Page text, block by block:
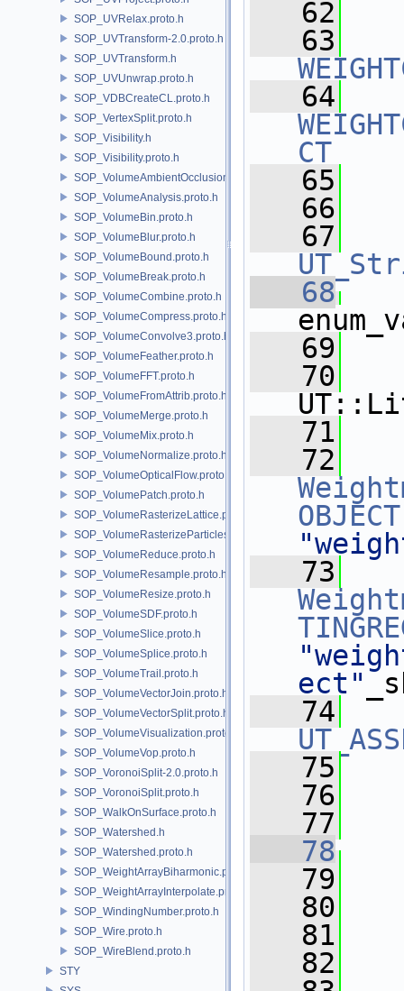
SOP_UVRelax.proto.h
SOP_UVTransform-2.0.proto.h
SOP_UVTransform.h
SOP_UVUnwrap.proto.h
SOP_VDBCreateCL.proto.h
SOP_VertexSplit.proto.h
SOP_Visibility.h
SOP_Visibility.proto.h
SOP_VolumeAmbientOcclusion.proto.h
SOP_VolumeAnalysis.proto.h
SOP_VolumeBin.proto.h
SOP_VolumeBlur.proto.h
SOP_VolumeBound.proto.h
SOP_VolumeBreak.proto.h
SOP_VolumeCombine.proto.h
SOP_VolumeCompress.proto.h
SOP_VolumeConvolve3.proto.h
SOP_VolumeFeather.proto.h
SOP_VolumeFFT.proto.h
SOP_VolumeFromAttrib.proto.h
SOP_VolumeMerge.proto.h
SOP_VolumeMix.proto.h
SOP_VolumeNormalize.proto.h
SOP_VolumeOpticalFlow.proto.h
SOP_VolumePatch.proto.h
SOP_VolumeRasterizeLattice.proto.h
SOP_VolumeRasterizeParticles.proto.h
SOP_VolumeReduce.proto.h
SOP_VolumeResample.proto.h
SOP_VolumeResize.proto.h
SOP_VolumeSDF.proto.h
SOP_VolumeSlice.proto.h
SOP_VolumeSplice.proto.h
SOP_VolumeTrail.proto.h
SOP_VolumeVectorJoin.proto.h
SOP_VolumeVectorSplit.proto.h
SOP_VolumeVisualization.proto.h
SOP_VolumeVop.proto.h
SOP_VoronoiSplit-2.0.proto.h
SOP_VoronoiSplit.proto.h
SOP_WalkOnSurface.proto.h
SOP_Watershed.h
SOP_Watershed.proto.h
SOP_WeightArrayBiharmonic.proto.h
SOP_WeightArrayInterpolate.proto.h
SOP_WindingNumber.proto.h
SOP_Wire.proto.h
SOP_WireBlend.proto.h
STY
   62
   63
   64
CT
   65
   66
   67
   68
   69
   70
   71
   72
OBJECT
   73
ect"
   74
   75
   76
   77
   78
   79
   80
   81
   82